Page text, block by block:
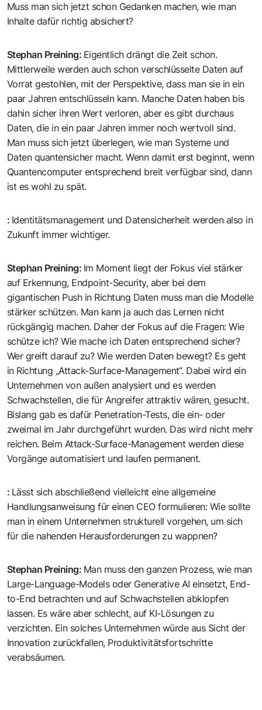
Muss man sich jetzt schon Gedanken machen, wie man
Inhalte dafür richtig absichert?
Stephan Preining: Eigentlich drängt die Zeit schon.
Mittlerweile werden auch schon verschlüsselte Daten auf
Vorrat gestohlen, mit der Perspektive, dass man sie in ein
paar Jahren entschlüsseln kann. Manche Daten haben bis
dahin sicher ihren Wert verloren, aber es gibt durchaus
Daten, die in ein paar Jahren immer noch wertvoll sind.
Man muss sich jetzt überlegen, wie man Systeme und
Daten quantensicher macht. Wenn damit erst beginnt, wenn
Quantencomputer entsprechend breit verfügbar sind, dann
ist es wohl zu spät.
: Identitätsmanagement und Datensicherheit werden also in
Zukunft immer wichtiger.
Stephan Preining: Im Moment liegt der Fokus viel stärker
auf Erkennung, Endpoint-Security, aber bei dem
gigantischen Push in Richtung Daten muss man die Modelle
stärker schützen. Man kann ja auch das Lernen nicht
rückgängig machen. Daher der Fokus auf die Fragen: Wie
schütze ich? Wie mache ich Daten entsprechend sicher?
Wer greift darauf zu? Wie werden Daten bewegt? Es geht
in Richtung „Attack-Surface-Management“. Dabei wird ein
Unternehmen von außen analysiert und es werden
Schwachstellen, die für Angreifer attraktiv wären, gesucht.
Bislang gab es dafür Penetration-Tests, die ein- oder
zweimal im Jahr durchgeführt wurden. Das wird nicht mehr
reichen. Beim Attack-Surface-Management werden diese
Vorgänge automatisiert und laufen permanent.
: Lässt sich abschließend vielleicht eine allgemeine
Handlungsanweisung für einen CEO formulieren: Wie sollte
man in einem Unternehmen strukturell vorgehen, um sich
für die nahenden Herausforderungen zu wappnen?
Stephan Preining: Man muss den ganzen Prozess, wie man
Large-Language-Models oder Generative AI einsetzt, End-
to-End betrachten und auf Schwachstellen abklopfen
lassen. Es wäre aber schlecht, auf KI-Lösungen zu
verzichten. Ein solches Unternehmen würde aus Sicht der
Innovation zurückfallen, Produktivitätsfortschritte
verabsäumen.